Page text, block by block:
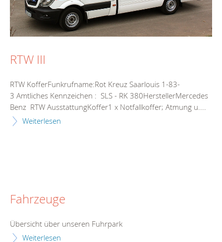
RTW III
RTW KofferFunkrufname:Rot Kreuz Saarlouis 1-83-
3 Amtliches Kennzeichen : SLS - RK 380HerstellerMercedes
Benz RTW AusstattungKoffer1 x Notfallkoffer; Atmung u....
Weiterlesen
Fahrzeuge
Übersicht über unseren Fuhrpark
Weiterlesen